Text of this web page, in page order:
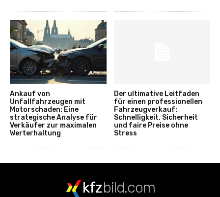
Ankauf von
Unfallfahrzeugen mit
Motorschaden: Eine
strategische Analyse für
Verkäufer zur maximalen
Werterhaltung
Der ultimative Leitfaden
für einen professionellen
Fahrzeugverkauf:
Schnelligkeit, Sicherheit
und faire Preise ohne
Stress
kfzbild.com